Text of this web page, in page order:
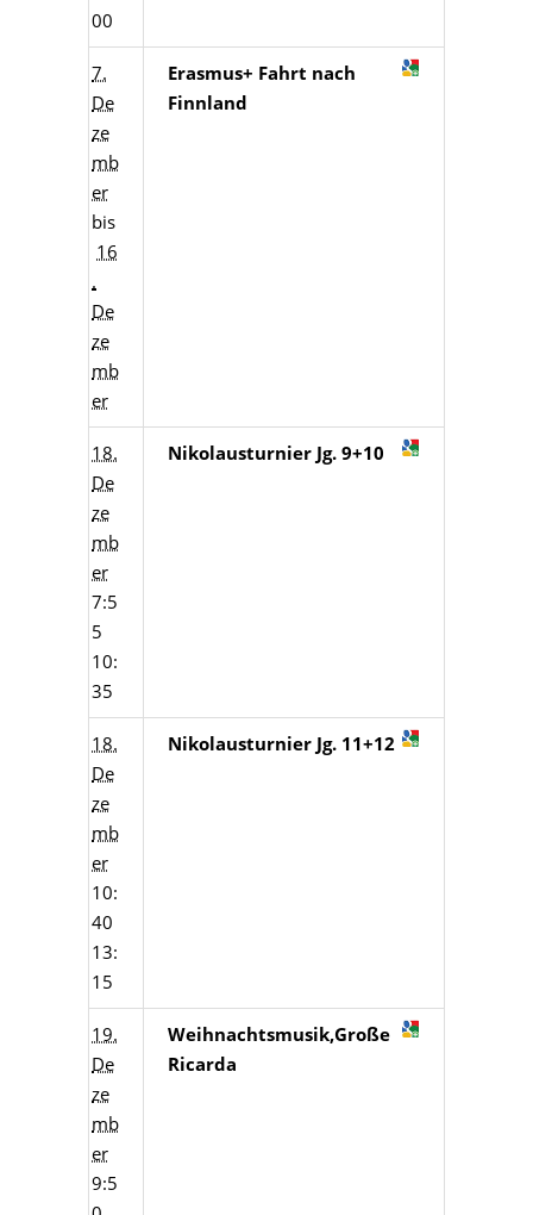
00
7.
De
ze
mb
er
bis
16
.
De
ze
mb
er
Erasmus+ Fahrt nach
Finnland
18.
De
ze
mb
er
7:5
5
10:
35
Nikolausturnier Jg. 9+10
18.
De
ze
mb
er
10:
40
13:
15
Nikolausturnier Jg. 11+12
19.
De
ze
mb
er
9:5
Weihnachtsmusik,Große
Ricarda